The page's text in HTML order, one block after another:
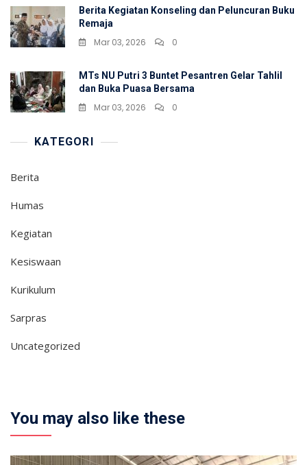
Berita Kegiatan Konseling dan Peluncuran Buku
Remaja
Mar 03, 2026 0
MTs NU Putri 3 Buntet Pesantren Gelar Tahlil
dan Buka Puasa Bersama
Mar 03, 2026 0
KATEGORI
Berita
Humas
Kegiatan
Kesiswaan
Kurikulum
Sarpras
Uncategorized
You may also like these